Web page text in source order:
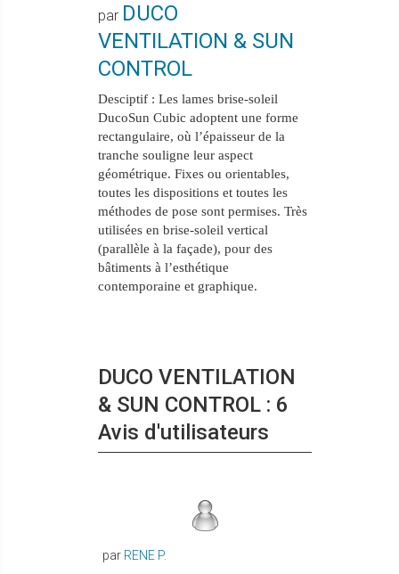
par DUCO
VENTILATION & SUN
CONTROL
Desciptif : Les lames brise-soleil
DucoSun Cubic adoptent une forme
rectangulaire, où l’épaisseur de la
tranche souligne leur aspect
géométrique. Fixes ou orientables,
toutes les dispositions et toutes les
méthodes de pose sont permises. Très
utilisées en brise-soleil vertical
(parallèle à la façade), pour des
bâtiments à l’esthétique
contemporaine et graphique.
DUCO VENTILATION
& SUN CONTROL : 6
Avis d'utilisateurs
par RENE P.